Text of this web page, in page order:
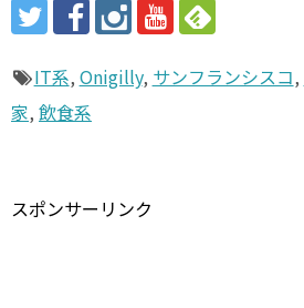
IT系, Onigilly, サンフランシスコ,
家, 飲食系
スポンサーリンク